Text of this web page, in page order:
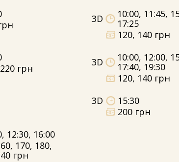
3D
10:00, 11:45,
17:25
120, 140 грн
грн
3D
10:00, 12:00,
17:40, 19:30
120, 140 грн
3D
15:30
200 грн
12:30, 16:00
170, 180,
грн